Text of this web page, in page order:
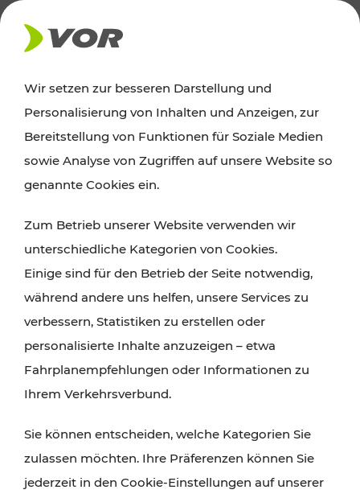
AKTUELLES
Ausflugstipps
Wien, Niederösterreich und das Burgenland
Wanderungen, Kultur und Gastronomie,
Radtouren oder purer Naturgenuss – viele
Attraktionen sind mit den Ticket- und Fahrplan-
Angeboten des VOR gut und schnell erreichbar.
Wir setzen zur besseren Darstellung und
Personalisierung von Inhalten und Anzeigen, zur
Bereitstellung von Funktionen für Soziale Medien
sowie Analyse von Zugriffen auf unsere Website so
genannte Cookies ein.
Zum Betrieb unserer Website verwenden wir
unterschiedliche Kategorien von Cookies.
Einige sind für den Betrieb der Seite notwendig,
während andere uns helfen, unsere Services zu
verbessern, Statistiken zu erstellen oder
personalisierte Inhalte anzuzeigen – etwa
Fahrplanempfehlungen oder Informationen zu
Ihrem Verkehrsverbund.
Sie können entscheiden, welche Kategorien Sie
zulassen möchten. Ihre Präferenzen können Sie
jederzeit in den Cookie-Einstellungen auf unserer